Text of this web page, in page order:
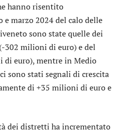
hanno risentito
e marzo 2024 del calo delle
sono state quelle dei
302 milioni di euro) e del
di euro), mentre in Medio
sono stati segnali di crescita
di +35 milioni di euro e
dei distretti ha incrementato